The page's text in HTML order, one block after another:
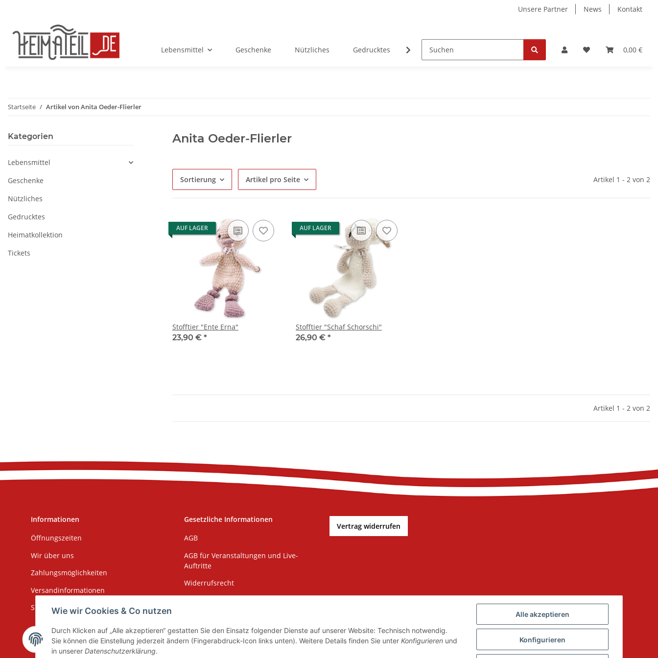
Alle akzeptieren
Konfigurieren
Wie wir Cookies & Co nutzen
Durch Klicken auf „Alle akzeptieren“ gestatten Sie den Einsatz folgender Dienste auf unserer Website: Technisch notwendig.
Sie können die Einstellung jederzeit ändern (Fingerabdruck-Icon links unten). Weitere Details finden Sie unter Konfigurieren und
in unserer Datenschutzerklärung.
Unsere Partner News Kontakt
0,00 €
Lebensmittel Geschenke Nützliches Gedrucktes Heimatkollektion
Startseite Artikel von Anita Oeder-Flierler
Anita Oeder-Flierler
Sortierung Artikel pro Seite Artikel 1 - 2 von 2
AUF LAGER
Stofftier "Ente Erna"
23,90 € *
AUF LAGER
Stofftier "Schaf Schorschi"
26,90 € *
Artikel 1 - 2 von 2
Kategorien
Lebensmittel
Geschenke
Nützliches
Gedrucktes
Heimatkollektion
Tickets
Informationen
Öffnungszeiten
Wir über uns
Zahlungsmöglichkeiten
Versandinformationen
Sitemap
Gesetzliche Informationen
AGB
AGB für Veranstaltungen und Live-
Auftritte
Widerrufsrecht
Erklärung zur Barrierefreiheit
Vertrag widerrufen